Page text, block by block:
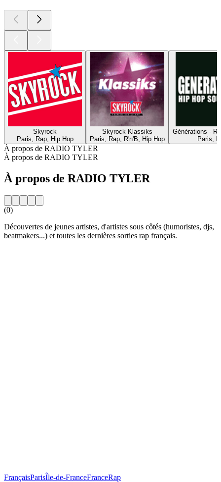
Skyrock
Paris, Rap, Hip Hop
Skyrock Klassiks
Paris, Rap, R'n'B, Hip Hop
Générations -
Paris,
À propos de RADIO TYLER
À propos de RADIO TYLER
À propos de RADIO TYLER
(0)
Découvertes de jeunes artistes, d'artistes sous côtés (humoristes, djs,
beatmakers...) et toutes les dernières sorties rap français.
FrançaisParisÎle-de-FranceFranceRap